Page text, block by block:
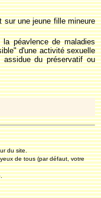
sur une jeune fille mineure
péavlence de maladies
d'une activité sexuelle
du préservatif ou
du site.
de tous (par défaut, votre